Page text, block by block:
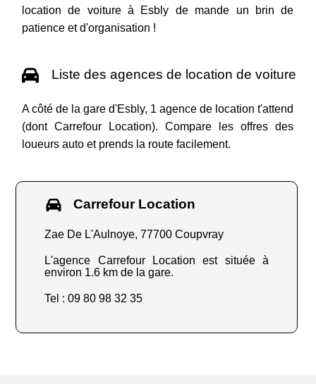
location de voiture à Esbly de mande un brin de
patience et d'organisation !
Liste des agences de location de voiture
A côté de la gare d'Esbly, 1 agence de location t'attend
(dont Carrefour Location). Compare les offres des
loueurs auto et prends la route facilement.
Carrefour Location
Zae De L'Aulnoye, 77700 Coupvray
L'agence Carrefour Location est située à
environ 1.6 km de la gare.
Tel : 09 80 98 32 35